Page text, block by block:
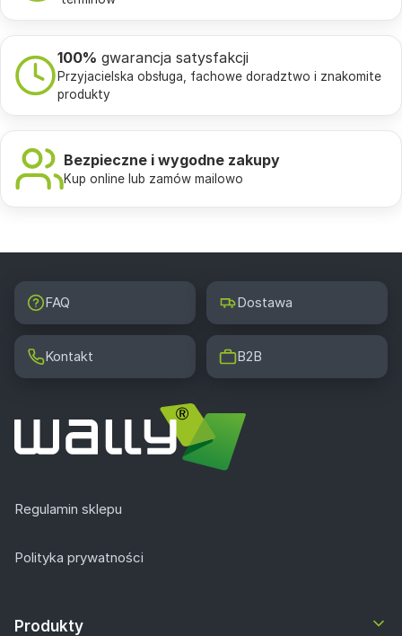
100% gwarancja satysfakcji
Przyjacielska obsługa, fachowe doradztwo i znakomite
produkty
Bezpieczne i wygodne zakupy
Kup online lub zamów mailowo
FAQ Dostawa
Kontakt B2B
Regulamin sklepu
Polityka prywatności
Produkty